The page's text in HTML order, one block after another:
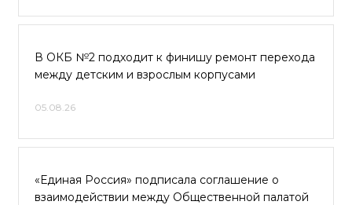
В ОКБ №2 подходит к финишу ремонт перехода
между детским и взрослым корпусами
05.08.26
«Единая Россия» подписала соглашение о
взаимодействии между Общественной палатой